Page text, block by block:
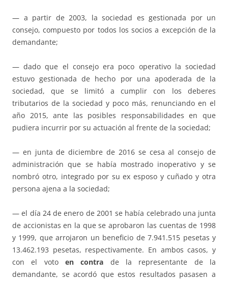
— a partir de 2003, la sociedad es gestionada por un
consejo, compuesto por todos los socios a excepción de la
demandante;
— dado que el consejo era poco operativo la sociedad
estuvo gestionada de hecho por una apoderada de la
sociedad, que se limitó a cumplir con los deberes
tributarios de la sociedad y poco más, renunciando en el
año 2015, ante las posibles responsabilidades en que
pudiera incurrir por su actuación al frente de la sociedad;
— en junta de diciembre de 2016 se cesa al consejo de
administración que se había mostrado inoperativo y se
nombró otro, integrado por su ex esposo y cuñado y otra
persona ajena a la sociedad;
— el día 24 de enero de 2001 se había celebrado una junta
de accionistas en la que se aprobaron las cuentas de 1998
y 1999, que arrojaron un beneficio de 7.941.515 pesetas y
13.462.193 pesetas, respectivamente. En ambos casos, y
con el voto en contra de la representante de la
demandante, se acordó que estos resultados pasasen a